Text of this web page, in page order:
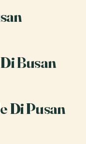
Busan
Di Pusan